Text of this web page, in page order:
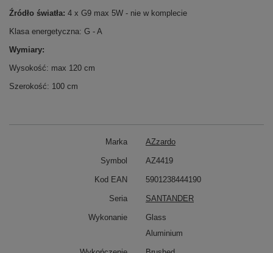
Źródło światła: 4 x G9 max 5W - nie w komplecie
Klasa energetyczna: G - A
Wymiary:
Wysokość: max 120 cm
Szerokość: 100 cm
Marka AZzardo
Symbol AZ4419
Kod EAN 5901238444190
Seria SANTANDER
Wykonanie
Glass
Aluminium